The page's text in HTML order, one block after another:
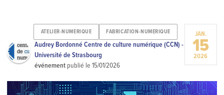
ATELIER-NUMERIQUE FABRICATION-NUMERIQUE
Audrey Bordonné Centre de culture numérique (CCN) -
Université de Strasbourg
événement publié le15/01/2026
JAN.
15
2026